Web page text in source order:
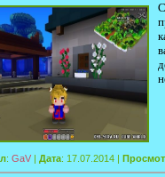
: GaV | Дата: 17.07.2014 |